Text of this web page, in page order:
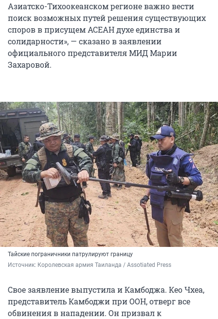
Азиатско-Тихоокеанском регионе важно вести
поиск возможных путей решения существующих
споров в присущем АСЕАН духе единства и
солидарности», — сказано в заявлении
официального представителя МИД Марии
Захаровой.
Тайские пограничники патрулируют границу
Источник: Королевская армия Таиланда / Assotiated Press
Свое заявление выпустила и Камбоджа. Кео Чхеа,
представитель Камбоджи при ООН, отверг все
обвинения в нападении. Он призвал к